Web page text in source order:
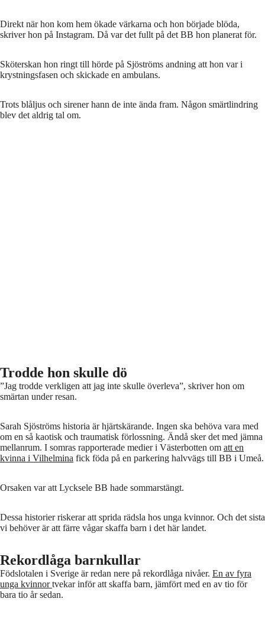
Direkt när hon kom hem ökade värkarna och hon började blöda,
skriver hon på Instagram. Då var det fullt på det BB hon planerat för.
Sköterskan hon ringt till hörde på Sjöströms andning att hon var i
krystningsfasen och skickade en ambulans.
Trots blåljus och sirener hann de inte ända fram. Någon smärtlindring
blev det aldrig tal om.
Trodde hon skulle dö
”Jag trodde verkligen att jag inte skulle överleva”, skriver hon om
smärtan under resan.
Sarah Sjöströms historia är hjärtskärande. Ingen ska behöva vara med
om en så kaotisk och traumatisk förlossning. Ändå sker det med jämna
mellanrum. I somras rapporterade medier i Västerbotten om att en
kvinna i Vilhelmina fick föda på en parkering halvvägs till BB i Umeå.
Orsaken var att Lycksele BB hade sommarstängt.
Dessa historier riskerar att sprida rädsla hos unga kvinnor. Och det sista
vi behöver är att färre vågar skaffa barn i det här landet.
Rekordlåga barnkullar
Födslotalen i Sverige är redan nere på rekordlåga nivåer. En av fyra
unga kvinnortvekar inför att skaffa barn, jämfört med en av tio för
bara tio år sedan.